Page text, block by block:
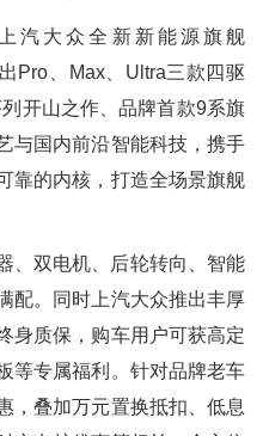
大众全新新能源旗舰
Pro、Max、Ultra三款四驱
开山之作、品牌首款9系旗
与国内前沿智能科技，携手
靠的内核，打造全场景旗舰
双电机、后轮转向、智能
配。同时上汽大众推出丰厚
身质保，购车用户可获高定
等专属福利。针对品牌老车
，叠加万元置换抵扣、低息